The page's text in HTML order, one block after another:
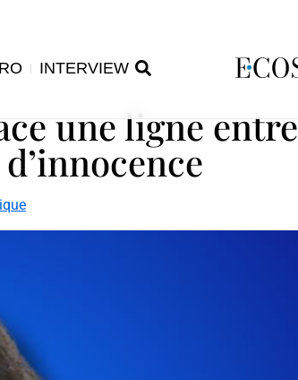
INTERVIEW
une ligne entre